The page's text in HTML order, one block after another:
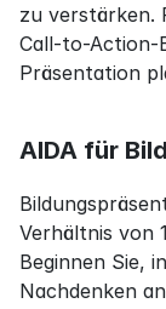
zu verstärken.
Call-to-Action-
Präsentation
AIDA für
Verhältnis von
Beginnen Sie,
Nachdenken